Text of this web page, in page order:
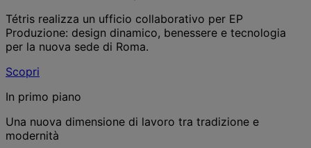
Tétris realizza un ufficio collaborativo per EP
Produzione: design dinamico, benessere e tecnologia
per la nuova sede di Roma.
Scopri
In primo piano
Una nuova dimensione di lavoro tra tradizione e
modernità